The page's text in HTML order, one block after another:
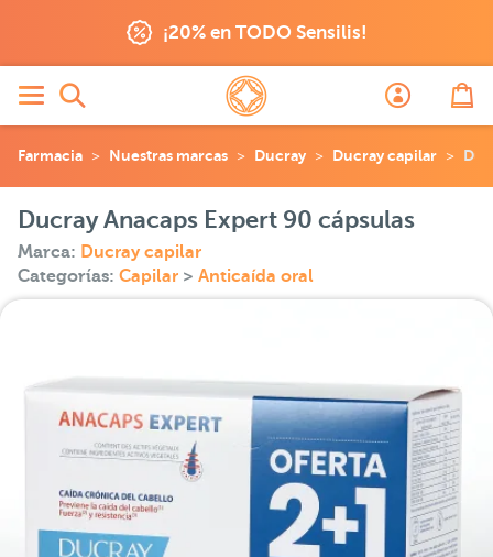
¡20% en TODO Sensilis!
Farmacia Nuestras marcas Ducray Ducray capilar
Ducray Anacaps Expert 90 cápsulas
Marca: Ducray capilar
Categorías: Capilar > Anticaída oral